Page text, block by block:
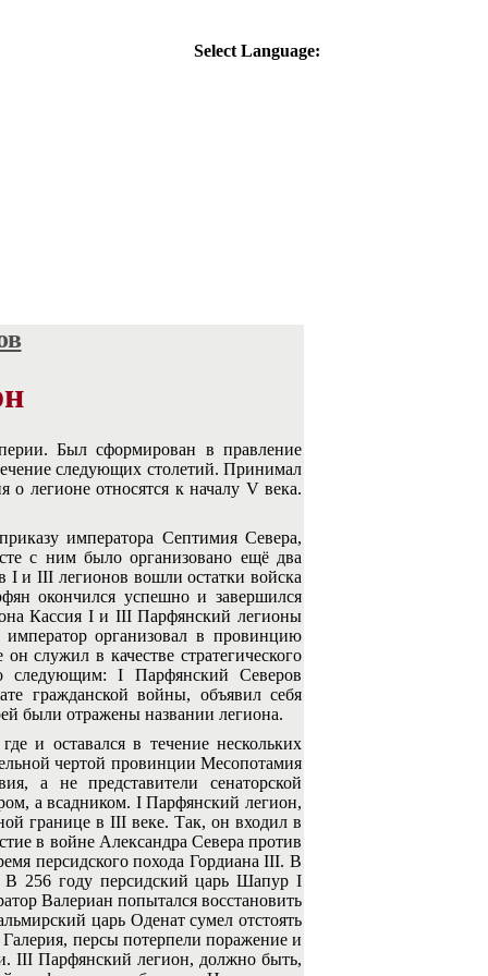
Select Language:
Был сформирован в правление
следующих столетий. Принимал
легионе относятся к началу V века.
императора Септимия Севера,
с ним было организовано ещё два
и III легионов вошли остатки войска
окончился успешно и завершился
Кассия I и III Парфянский легионы
император организовал в провинцию
служил в качестве стратегического
следующим: I Парфянский Северов
гражданской войны, объявил себя
были отражены названии легиона.
и оставался в течение нескольких
чертой провинции Месопотамия
а не представители сенаторской
а всадником. I Парфянский легион,
границе в III веке. Так, он входил в
в войне Александра Севера против
персидского похода Гордиана III. В
256 году персидский царь Шапур I
Валериан попытался восстановить
царь Оденат сумел отстоять
персы потерпели поражение и
III Парфянский легион, должно быть,